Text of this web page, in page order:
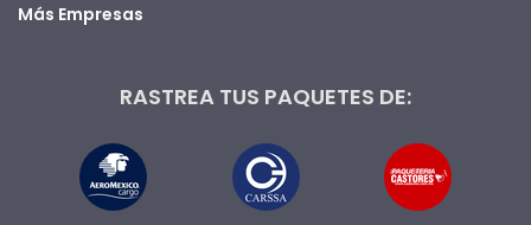
Más Empresas
RASTREA TUS PAQUETES DE: